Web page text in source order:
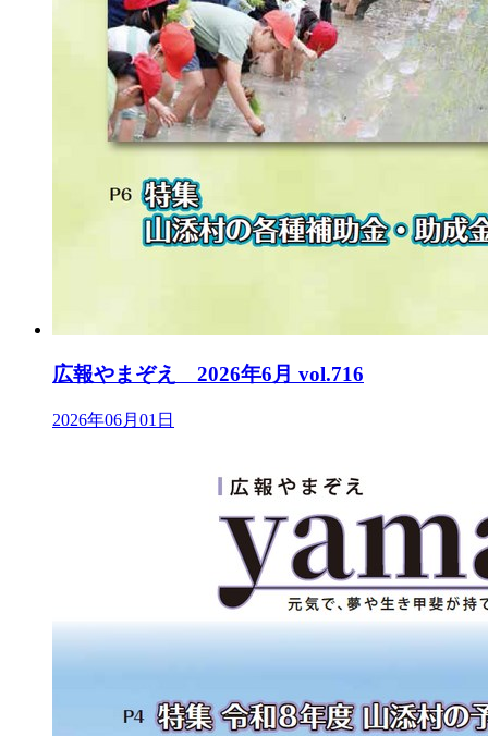
広報やまぞえ 2026年6月 vol.716
2026年06月01日